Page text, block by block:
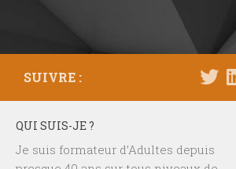
SUIVRE :
QUI SUIS-JE ?
Je suis formateur d’Adultes depuis